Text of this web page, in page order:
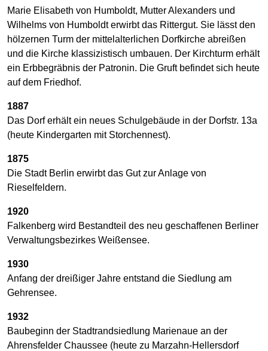
Marie Elisabeth von Humboldt, Mutter Alexanders und
Wilhelms von Humboldt erwirbt das Rittergut. Sie lässt den
hölzernen Turm der mittelalterlichen Dorfkirche abreißen
und die Kirche klassizistisch umbauen. Der Kirchturm erhält
ein Erbbegräbnis der Patronin. Die Gruft befindet sich heute
auf dem Friedhof.
1887
Das Dorf erhält ein neues Schulgebäude in der Dorfstr. 13a
(heute Kindergarten mit Storchennest).
1875
Die Stadt Berlin erwirbt das Gut zur Anlage von
Rieselfeldern.
1920
Falkenberg wird Bestandteil des neu geschaffenen Berliner
Verwaltungsbezirkes Weißensee.
1930
Anfang der dreißiger Jahre entstand die Siedlung am
Gehrensee.
1932
Baubeginn der Stadtrandsiedlung Marienaue an der
Ahrensfelder Chaussee (heute zu Marzahn-Hellersdorf